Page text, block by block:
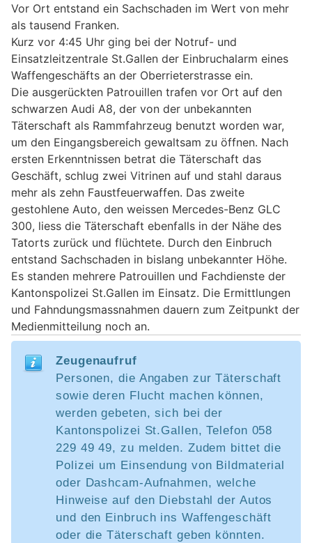
Vor Ort entstand ein Sachschaden im Wert von mehr
als tausend Franken.
Kurz vor 4:45 Uhr ging bei der Notruf- und
Einsatzleitzentrale St.Gallen der Einbruchalarm eines
Waffengeschäfts an der Oberrieterstrasse ein.
Die ausgerückten Patrouillen trafen vor Ort auf den
schwarzen Audi A8, der von der unbekannten
Täterschaft als Rammfahrzeug benutzt worden war,
um den Eingangsbereich gewaltsam zu öffnen. Nach
ersten Erkenntnissen betrat die Täterschaft das
Geschäft, schlug zwei Vitrinen auf und stahl daraus
mehr als zehn Faustfeuerwaffen. Das zweite
gestohlene Auto, den weissen Mercedes-Benz GLC
300, liess die Täterschaft ebenfalls in der Nähe des
Tatorts zurück und flüchtete. Durch den Einbruch
entstand Sachschaden in bislang unbekannter Höhe.
Es standen mehrere Patrouillen und Fachdienste der
Kantonspolizei St.Gallen im Einsatz. Die Ermittlungen
und Fahndungsmassnahmen dauern zum Zeitpunkt der
Medienmitteilung noch an.
Zeugenaufruf
Personen, die Angaben zur Täterschaft
sowie deren Flucht machen können,
werden gebeten, sich bei der
Kantonspolizei St.Gallen, Telefon 058
229 49 49, zu melden. Zudem bittet die
Polizei um Einsendung von Bildmaterial
oder Dashcam-Aufnahmen, welche
Hinweise auf den Diebstahl der Autos
und den Einbruch ins Waffengeschäft
oder die Täterschaft geben könnten.